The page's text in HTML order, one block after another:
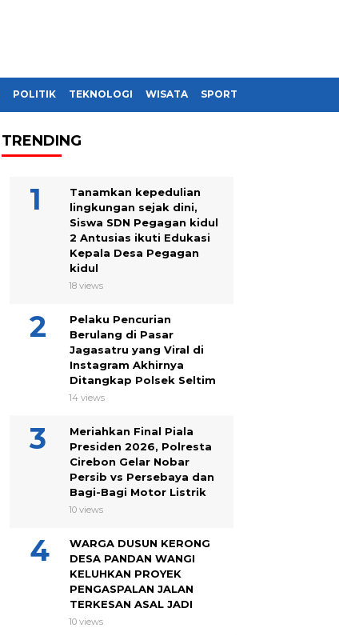
POLITIK TEKNOLOGI WISATA SPORT
TRENDING
Tanamkan kepedulian
lingkungan sejak dini,
Siswa SDN Pegagan kidul
2 Antusias ikuti Edukasi
Kepala Desa Pegagan
kidul
18 views
Pelaku Pencurian
Berulang di Pasar
Jagasatru yang Viral di
Instagram Akhirnya
Ditangkap Polsek Seltim
14 views
Meriahkan Final Piala
Presiden 2026, Polresta
Cirebon Gelar Nobar
Persib vs Persebaya dan
Bagi-Bagi Motor Listrik
10 views
WARGA DUSUN KERONG
DESA PANDAN WANGI
KELUHKAN PROYEK
PENGASPALAN JALAN
TERKESAN ASAL JADI
10 views